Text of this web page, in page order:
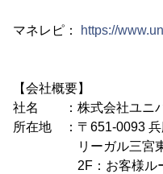
マネレピ： https://
【会社概要】
社名 ：株式会社ユニ
所在地 ：〒651-0093 兵
リーガル三宮東ビ
2F：お客様ルーム